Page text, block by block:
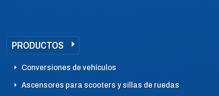
PRODUCTOS
Conversiones de vehículos
Ascensores para scooters y sillas de ruedas